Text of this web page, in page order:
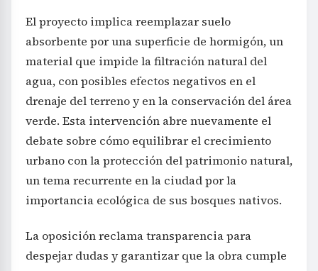
El proyecto implica reemplazar suelo
absorbente por una superficie de hormigón, un
material que impide la filtración natural del
agua, con posibles efectos negativos en el
drenaje del terreno y en la conservación del área
verde. Esta intervención abre nuevamente el
debate sobre cómo equilibrar el crecimiento
urbano con la protección del patrimonio natural,
un tema recurrente en la ciudad por la
importancia ecológica de sus bosques nativos.
La oposición reclama transparencia para
despejar dudas y garantizar que la obra cumple